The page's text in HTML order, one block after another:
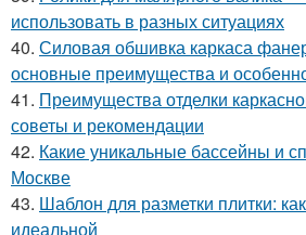
использовать в разных ситуациях
40. Силовая обшивка каркаса
основные преимущества и
41. Преимущества отделки
советы и рекомендации
42. Какие уникальные бассейны и
Москве
43. Шаблон для разметки плитки:
идеальной